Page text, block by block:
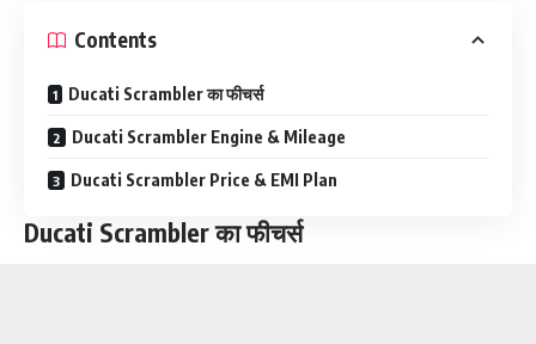
Contents
Ducati Scrambler का फीचर्स
Ducati Scrambler Engine & Mileage
Ducati Scrambler Price & EMI Plan
Ducati Scrambler का फीचर्स